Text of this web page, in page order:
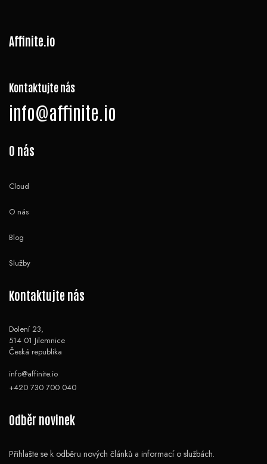
Affinite.io
Kontaktujte nás
info@affinite.io
O nás
Cloud
O nás
Blog
Služby
Kontaktujte nás
Dolení 23,
514 01 Jilemnice
Česká republika
info@affinite.io
+420 730 700 040
Odběr novinek
Přihlašte se k odběru nových článků a informací o službách.